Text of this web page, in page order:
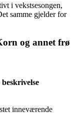
i vekstsesongen,
samme gjelder for
og annet frø
inneværende